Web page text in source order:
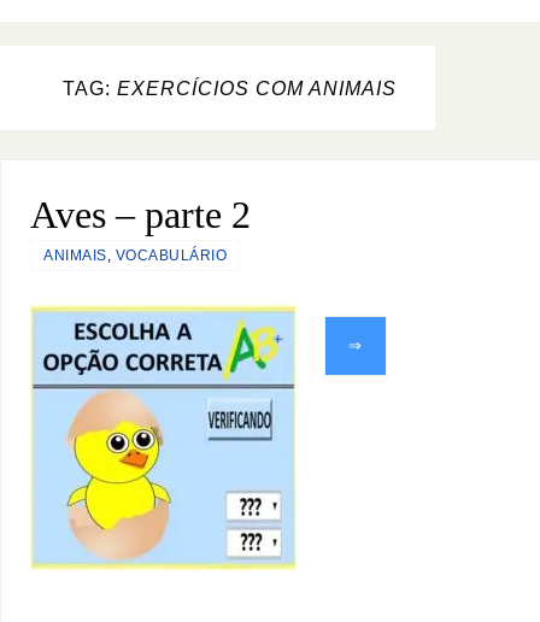
TAG: EXERCÍCIOS COM ANIMAIS
Aves – parte 2
ANIMAIS, VOCABULÁRIO
⇒